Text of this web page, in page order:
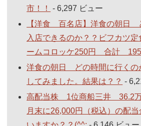
市！！
- 6,297 ビュー
【洋食 百名店】洋食の朝日
入店できるのか？？ビフカツ
ームコロッケ250円 合計
洋食の朝日 どの時間に行くの
してみました。結果は？？ -
高配当株 1位商船三井 36.2
月末に26,000円（税込）の配